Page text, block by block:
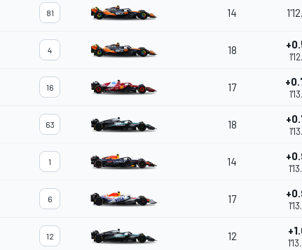
81 14
4 18
16 17
63 18
1 14
6 17
12 12